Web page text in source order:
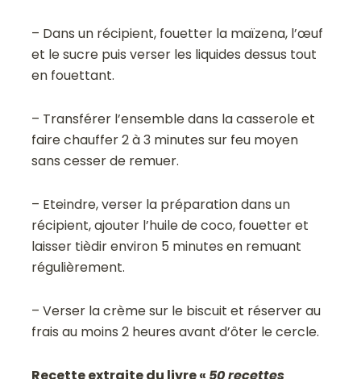
– Dans un récipient, fouetter la maïzena, l’œuf
et le sucre puis verser les liquides dessus tout
en fouettant.
– Transférer l’ensemble dans la casserole et
faire chauffer 2 à 3 minutes sur feu moyen
sans cesser de remuer.
– Eteindre, verser la préparation dans un
récipient, ajouter l’huile de coco, fouetter et
laisser tièdir environ 5 minutes en remuant
régulièrement.
– Verser la crème sur le biscuit et réserver au
frais au moins 2 heures avant d’ôter le cercle.
Recette extraite du livre « 50 recettes